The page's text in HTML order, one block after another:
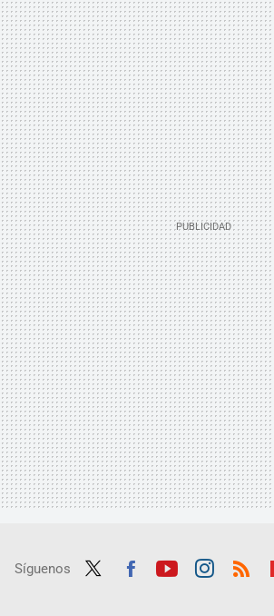
Síguenos